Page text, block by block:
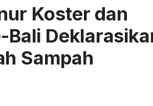
Koster dan
Sampah